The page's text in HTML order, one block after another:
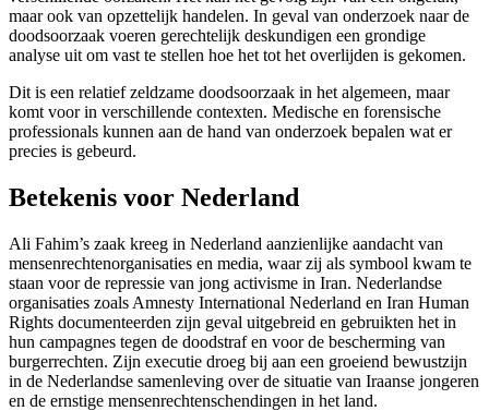
maar ook van opzettelijk handelen. In geval van onderzoek naar de
doodsoorzaak voeren gerechtelijk deskundigen een grondige
analyse uit om vast te stellen hoe het tot het overlijden is gekomen.
Dit is een relatief zeldzame doodsoorzaak in het algemeen, maar
komt voor in verschillende contexten. Medische en forensische
professionals kunnen aan de hand van onderzoek bepalen wat er
precies is gebeurd.
Betekenis voor Nederland
Ali Fahim’s zaak kreeg in Nederland aanzienlijke aandacht van
mensenrechtenorganisaties en media, waar zij als symbool kwam te
staan voor de repressie van jong activisme in Iran. Nederlandse
organisaties zoals Amnesty International Nederland en Iran Human
Rights documenteerden zijn geval uitgebreid en gebruikten het in
hun campagnes tegen de doodstraf en voor de bescherming van
burgerrechten. Zijn executie droeg bij aan een groeiend bewustzijn
in de Nederlandse samenleving over de situatie van Iraanse jongeren
en de ernstige mensenrechtenschendingen in het land.